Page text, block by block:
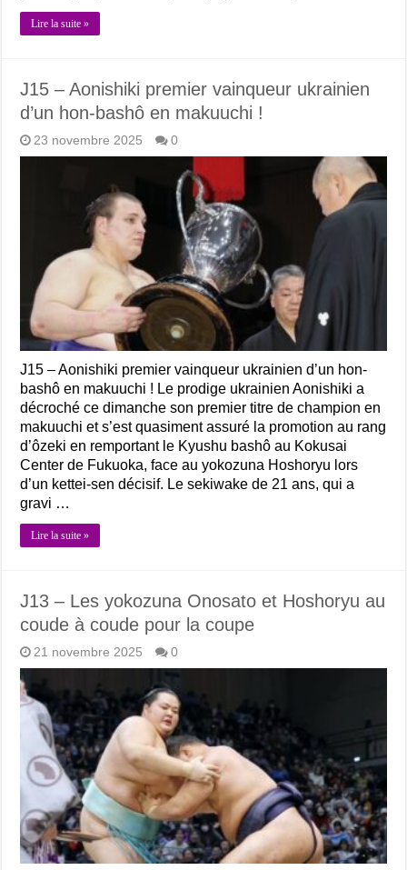
Lire la suite »
J15 – Aonishiki premier vainqueur ukrainien
d’un hon-bashô en makuuchi !
23 novembre 2025 0
J15 – Aonishiki premier vainqueur ukrainien d’un hon-
bashô en makuuchi ! Le prodige ukrainien Aonishiki a
décroché ce dimanche son premier titre de champion en
makuuchi et s’est quasiment assuré la promotion au rang
d’ôzeki en remportant le Kyushu bashô au Kokusai
Center de Fukuoka, face au yokozuna Hoshoryu lors
d’un kettei-sen décisif. Le sekiwake de 21 ans, qui a
gravi …
Lire la suite »
J13 – Les yokozuna Onosato et Hoshoryu au
coude à coude pour la coupe
21 novembre 2025 0